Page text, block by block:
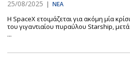
25/08/2025 | ΝΕΑ
Η SpaceX ετοιμάζεται για ακόμη μία
του γιγαντιαίου πυραύλου Starship,
...